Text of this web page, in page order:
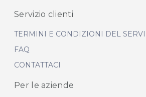
Servizio clienti
TERMINI E CONDIZIONI DEL
FAQ
CONTATTACI
Per le aziende